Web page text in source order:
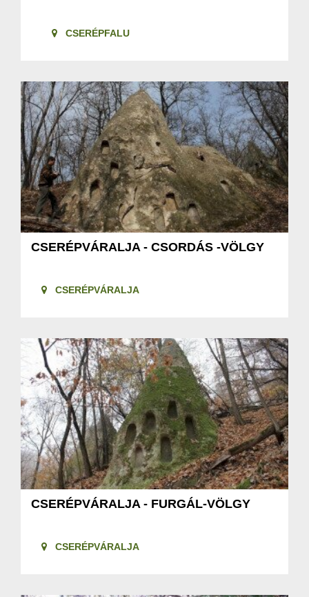
CSERÉPFALU
CSERÉPVÁRALJA - CSORDÁS -VÖLGY
CSERÉPVÁRALJA
CSERÉPVÁRALJA - FURGÁL-VÖLGY
CSERÉPVÁRALJA